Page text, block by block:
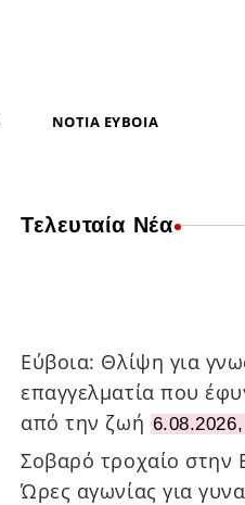
ΝΟΤΙΑ ΕΥΒΟΙΑ
Τελευταία Νέα
Εύβοια: Θλίψη για
επαγγελματία που
από την ζωή
Σοβαρό τροχαίο στην
Ώρες αγωνίας για